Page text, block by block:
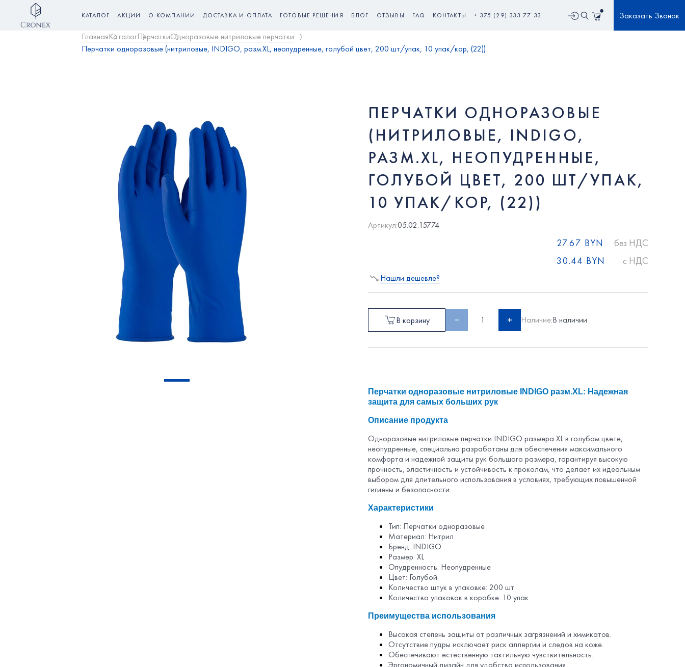
КАТАЛОГ АКЦИИ О КОМПАНИИ ДОСТАВКА И ОПЛАТА ГОТОВЫЕ РЕШЕНИЯ БЛОГ ОТЗЫВЫ FAQ КОНТАКТЫ + 375 (29) 333 77 33
ГлавнаяКаталогПерчаткиОдноразовые нитриловые перчатки
Перчатки одноразовые (нитриловые, INDIGO, разм.XL, неопудренные, голубой цвет, 200 шт/упак, 10 упак/кор, (22))
Заказать Звонок
ПЕРЧАТКИ ОДНОРАЗОВЫЕ
(НИТРИЛОВЫЕ, INDIGO,
РАЗМ.XL, НЕОПУДРЕННЫЕ,
ГОЛУБОЙ ЦВЕТ, 200 ШТ/УПАК,
10 УПАК/КОР, (22))
Артикул:05.02.15774
27.67 BYN
без НДС
30.44 BYN
c НДС
Нашли дешевле?
В корзину 1 Наличие:В наличии
Перчатки одноразовые нитриловые INDIGO разм.XL: Надежная
защита для самых больших рук
Описание продукта
Одноразовые нитриловые перчатки INDIGO размера XL в голубом цвете,
неопудренные, специально разработаны для обеспечения максимального
комфорта и надежной защиты рук большого размера, гарантируя высокую
прочность, эластичность и устойчивость к проколам, что делает их идеальным
выбором для длительного использования в условиях, требующих повышенной
гигиены и безопасности.
Характеристики
Тип: Перчатки одноразовые
Материал: Нитрил
Бренд: INDIGO
Размер: XL
Опудренность: Неопудренные
Цвет: Голубой
Количество штук в упаковке: 200 шт
Количество упаковок в коробке: 10 упак.
Преимущества использования
Высокая степень защиты от различных загрязнений и химикатов.
Отсутствие пудры исключает риск аллергии и следов на коже.
Обеспечивают естественную тактильную чувствительность.
Эргономичный дизайн для удобства использования.